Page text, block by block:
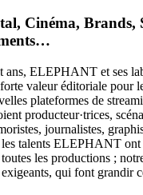
Cinéma, Brands,
ans, ELEPHANT et ses
valeur éditoriale pour
plateformes de
producteur·trices,
journalistes,
les talents ELEPHANT
les productions ;
qui font grandir